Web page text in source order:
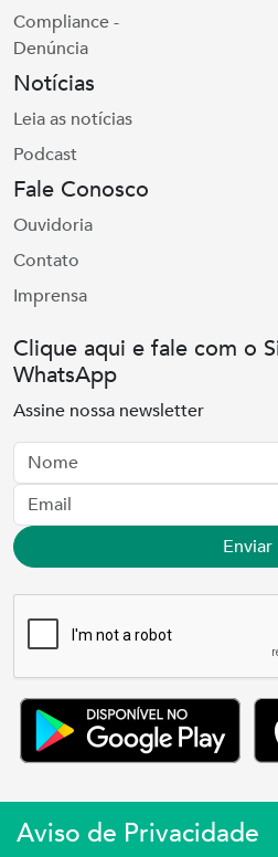
Aviso de Privacidade
Compliance -
Denúncia
Notícias
Leia as notícias
Podcast
Fale Conosco
Ouvidoria
Contato
Imprensa
Clique aqui e fale com o
WhatsApp
Assine nossa newsletter
Nome
Email
Enviar